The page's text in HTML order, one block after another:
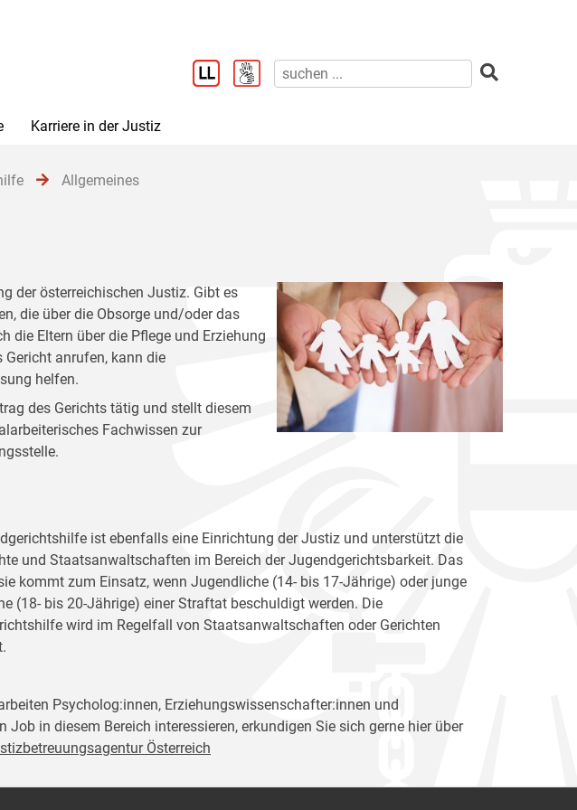
Karriere in der Justiz
Allgemeines
der österreichischen Justiz. Gibt es
die über die Obsorge und/oder das
die Eltern über die Pflege und Erziehung
anrufen, kann die
helfen.
des Gerichts tätig und stellt diesem
Fachwissen zur
ist ebenfalls eine Einrichtung der Justiz und unterstützt die
und Staatsanwaltschaften im Bereich der Jugendgerichtsbarkeit. Das
kommt zum Einsatz, wenn Jugendliche (14- bis 17-Jährige) oder junge
(18- bis 20-Jährige) einer Straftat beschuldigt werden. Die
wird im Regelfall von Staatsanwaltschaften oder Gerichten
Psycholog:innen, Erziehungswissenschafter:innen und
in diesem Bereich interessieren, erkundigen Sie sich gerne hier über
Österreich